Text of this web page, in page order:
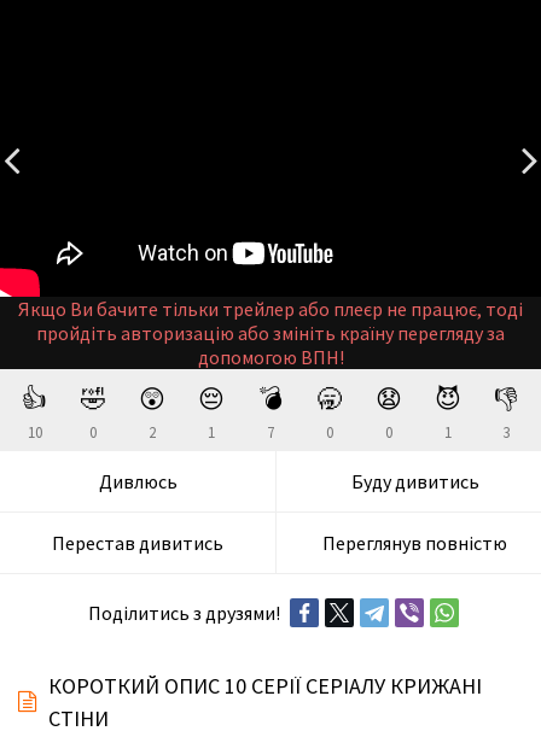
Якщо Ви бачите тільки трейлер або плеєр не працює, тоді
пройдіть авторизацію або змініть країну перегляду за
допомогою ВПН!
👍
10
🤣
0
😲
2
😔
1
💣
7
🥱
0
😧
0
😈
1
👎
3
Дивлюсь Буду дивитись
Перестав дивитись Переглянув повністю
Поділитись з друзями!
КОРОТКИЙ ОПИС 10 СЕРІЇ СЕРІАЛУ КРИЖАНІ
СТІНИ